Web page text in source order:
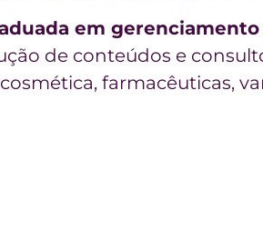
em
de conteúdos e
farmacêuticas,